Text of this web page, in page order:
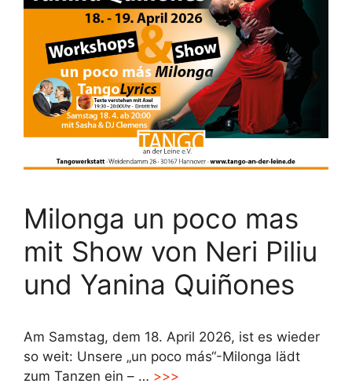
Milonga un poco mas
mit Show von Neri Piliu
und Yanina Quiñones
Am Samstag, dem 18. April 2026, ist es wieder
so weit: Unsere „un poco más“-Milonga lädt
zum Tanzen ein – … >>>